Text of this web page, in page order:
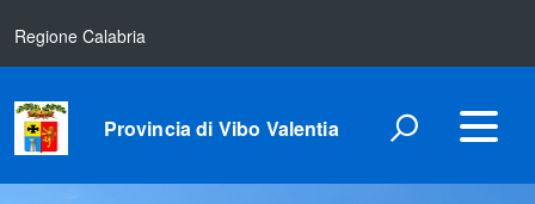
Regione Calabria
Provincia di Vibo Valentia